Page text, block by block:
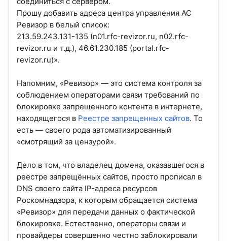
Прошу добавить адреса центра управления АС
Ревизор в белый список:
213.59.243.131-135 (n01.rfc-revizor.ru, n02.rfc-
revizor.ru и т.д.), 46.61.230.185 (portal.rfc-
revizor.ru)».
Напомним, «Ревизор» — это система контроля за
соблюдением операторами связи требований по
блокировке запрещенного контента в интернете,
находящегося в Реестре запрещенных сайтов. То
есть — своего рода автоматизированный
«смотрящий за цензурой».
Дело в том, что владелец домена, оказавшегося в
реестре запрещённых сайтов, просто прописал в
DNS своего сайта IP-адреса ресурсов
Роскомнадзора, к которым обращается система
«Ревизор» для передачи данных о фактической
блокировке. Естественно, операторы связи и
провайдеры совершенно честно заблокировали